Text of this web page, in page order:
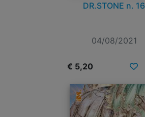
DR.STONE n. 16
04/08/2021
€ 5,20